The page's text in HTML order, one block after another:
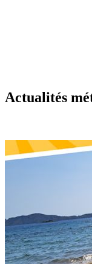
Actualités